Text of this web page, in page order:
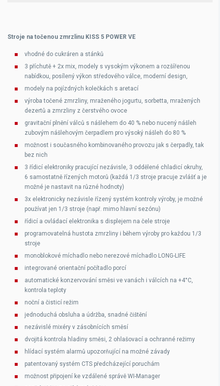
Stroje na točenou zmrzlinu KISS 5 POWER VE
vhodné do cukráren a stánků
3 příchutě + 2x mix, modely s vysokým výkonem a rozšířenou
nabídkou, posílený výkon středového válce, moderní design,
modely na pojízdných kolečkách s aretací
výroba točené zmrzliny, mraženého jogurtu, sorbetta, mražených
dezertů a zmrzliny z čerstvého ovoce
gravitační plnění válců s nášlehem do 40 % nebo nucený nášleh
zubovým nášlehovým čerpadlem pro výsoký nášleh do 80 %
možnost i současného kombinovaného provozu jak s čerpadly, tak
bez nich
3 řídicí elektroniky pracující nezávisle, 3 oddělené chladicí okruhy,
6 samostatně řízených motorů (každá 1/3 stroje pracuje zvlášť a je
možné je nastavit na různé hodnoty)
3x elektronicky nezávisle řízený systém kontroly výroby, je možné
používat jen 1/3 stroje (např. mimo hlavní sezónu)
řídicí a ovládací elektronika s displejem na čele stroje
programovatelná hustota zmrzliny i během výroby pro každou 1/3
stroje
monoblokové míchadlo nebo nerezové míchadlo LONG-LIFE
integrované orientační počítadlo porcí
automatické konzervování směsi ve vanách i válcích na +4°C,
kontrola teploty
noční a čisticí režim
jednoduchá obsluha a údržba, snadné čištění
nezávislé mixéry v zásobnících směsí
dvojitá kontrola hladiny směsi, 2 ohlašovací a ochranné režimy
hlídací systém alarmů upozorňující na možné závady
patentovaný systém CTS předcházející poruchám
možnost připojení ke vzdálené správě WI-Manager